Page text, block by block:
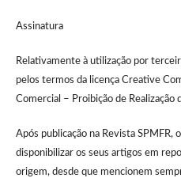
Assinatura
Relativamente à utilização por
pelos termos da licença Creative
Comercial – Proibição de Realização
Após publicação na Revista SPMFR,
disponibilizar os seus artigos em
origem, desde que mencionem